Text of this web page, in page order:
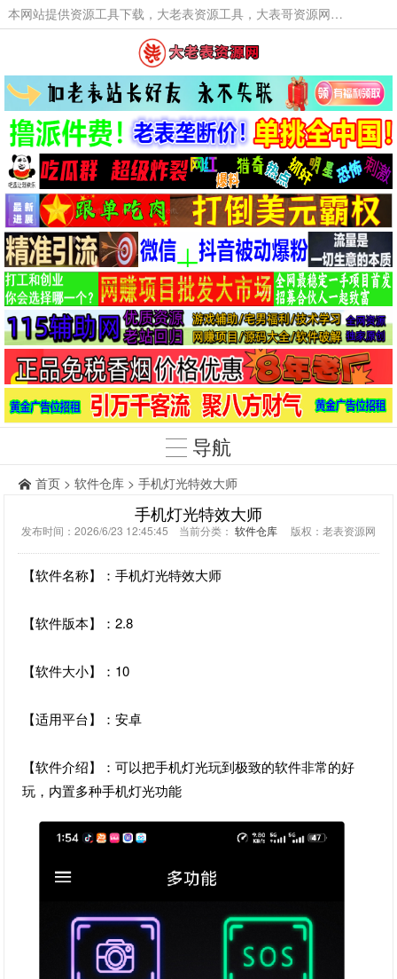
本网站提供资源工具下载，大老表资源工具，大表哥资源网软件工具，大老表资源下载，活动线报福利资源分享,活动线报，大型网游经典游戏，网络热门技术游戏辅助交流与分享。
导航
首页 > 软件仓库 > 手机灯光特效大师
手机灯光特效大师
发布时间：2026/6/23 12:45:45 当前分类： 软件仓库 版权：老表资源网
【软件名称】：手机灯光特效大师
【软件版本】：2.8
【软件大小】：10
【适用平台】：安卓
【软件介绍】：可以把手机灯光玩到极致的软件非常的好
玩，内置多种手机灯光功能